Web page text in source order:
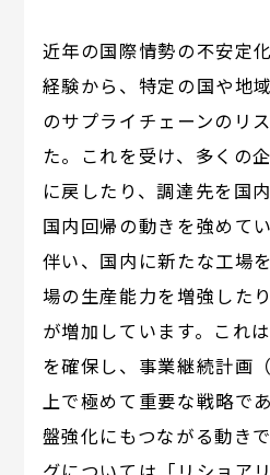
近年の国際情勢の不安定
経験から、特定の国や地
のサプライチェーンのリ
た。これを受け、多くの
に戻したり、調達先を国
国内回帰の動きを強めて
伴い、国内に新たな工場
場の生産能力を増強した
が増加しています。これ
を確保し、事業継続計画
上で極めて重要な戦略で
盤強化にもつながる動き